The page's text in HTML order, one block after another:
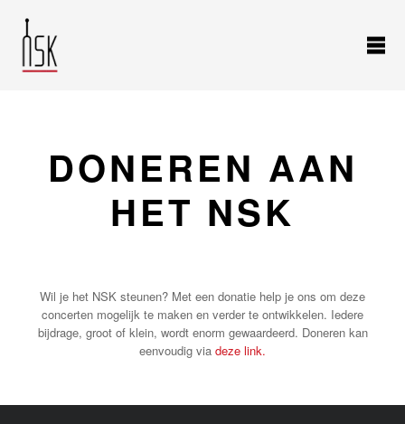
DONEREN AAN
HET NSK
Wil je het NSK steunen? Met een donatie help je ons om deze
concerten mogelijk te maken en verder te ontwikkelen. Iedere
bijdrage, groot of klein, wordt enorm gewaardeerd. Doneren kan
eenvoudig via deze link.